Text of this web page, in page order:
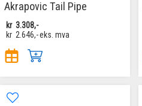
Akrapovic Tail Pipe
kr 3.308,-
kr 2.646,-eks. mva